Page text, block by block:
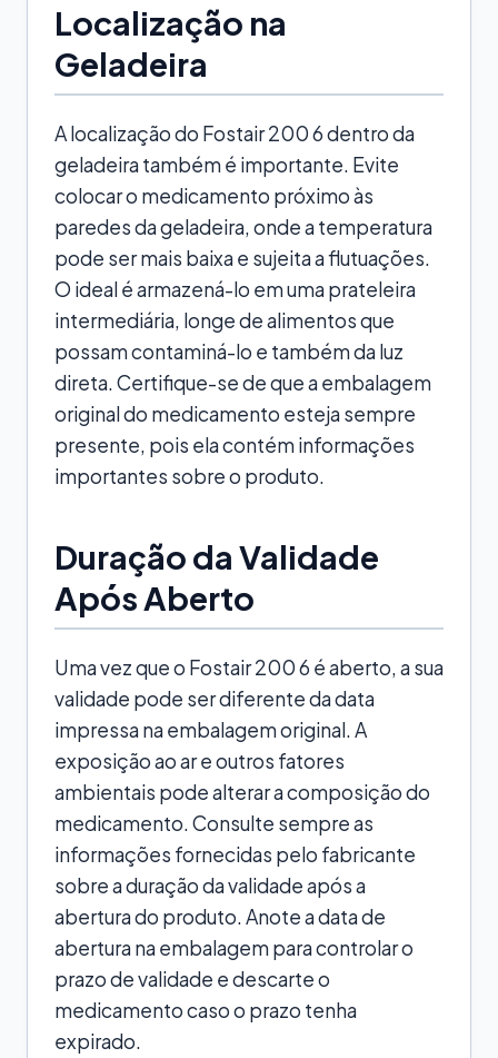
Localização na
Geladeira
A localização do Fostair 200 6 dentro da
geladeira também é importante. Evite
colocar o medicamento próximo às
paredes da geladeira, onde a temperatura
pode ser mais baixa e sujeita a flutuações.
O ideal é armazená-lo em uma prateleira
intermediária, longe de alimentos que
possam contaminá-lo e também da luz
direta. Certifique-se de que a embalagem
original do medicamento esteja sempre
presente, pois ela contém informações
importantes sobre o produto.
Duração da Validade
Após Aberto
Uma vez que o Fostair 200 6 é aberto, a sua
validade pode ser diferente da data
impressa na embalagem original. A
exposição ao ar e outros fatores
ambientais pode alterar a composição do
medicamento. Consulte sempre as
informações fornecidas pelo fabricante
sobre a duração da validade após a
abertura do produto. Anote a data de
abertura na embalagem para controlar o
prazo de validade e descarte o
medicamento caso o prazo tenha
expirado.